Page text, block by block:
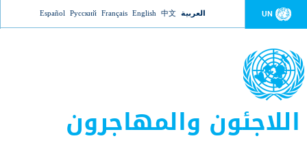
Jump to navigation UN العربية 中文
English
Français
Русский
Español
اللاجئون والمهاجرون